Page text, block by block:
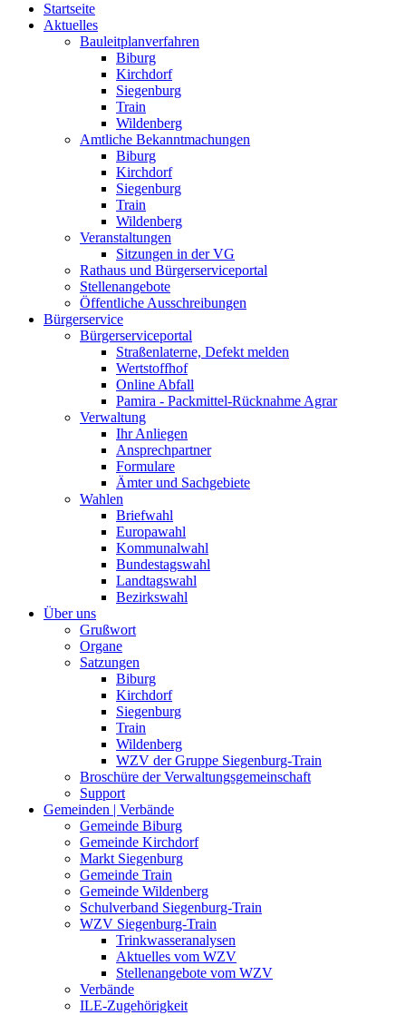
Startseite
Aktuelles
Bauleitplanverfahren
Biburg
Kirchdorf
Siegenburg
Train
Wildenberg
Amtliche Bekanntmachungen
Biburg
Kirchdorf
Siegenburg
Train
Wildenberg
Veranstaltungen
Sitzungen in der VG
Rathaus und Bürgerserviceportal
Stellenangebote
Öffentliche Ausschreibungen
Bürgerservice
Bürgerserviceportal
Straßenlaterne, Defekt melden
Wertstoffhof
Online Abfall
Pamira - Packmittel-Rücknahme Agrar
Verwaltung
Ihr Anliegen
Ansprechpartner
Formulare
Ämter und Sachgebiete
Wahlen
Briefwahl
Europawahl
Kommunalwahl
Bundestagswahl
Landtagswahl
Bezirkswahl
Über uns
Grußwort
Organe
Satzungen
Biburg
Kirchdorf
Siegenburg
Train
Wildenberg
WZV der Gruppe Siegenburg-Train
Broschüre der Verwaltungsgemeinschaft
Support
Gemeinden | Verbände
Gemeinde Biburg
Gemeinde Kirchdorf
Markt Siegenburg
Gemeinde Train
Gemeinde Wildenberg
Schulverband Siegenburg-Train
WZV Siegenburg-Train
Trinkwasseranalysen
Aktuelles vom WZV
Stellenangebote vom WZV
Verbände
ILE-Zugehörigkeit